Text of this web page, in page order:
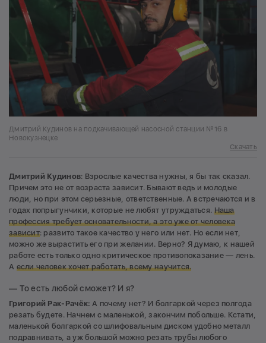
Дмитрий Кудинов на подкачивающей насосной станции №16 в
Новокузнецке
Скачать
Дмитрий Кудинов: Взрослые качества нужны, я бы так сказал.
Причем это не от возраста зависит. Бывают ведь и молодые
люди, но при этом серьезные, ответственные. А встречаются и в
годах попрыгунчики, которые не любят утруждаться. Наша
профессия требует основательности, а это уже от человека
зависит: развито такое качество у него или нет. Но если нет,
можно же вырастить его при желании. Верно? Я думаю, к нашей
работе есть только одно критическое противопоказание — лень.
А если человек хочет работать, всему научится.
— То есть любой сможет? И я?
Григорий Рак-Рачёк: А почему нет? И болгаркой через полгода
резать будете. Начнем с маленькой, закончим побольше. Кстати,
маленькой болгаркой со шлифовальным диском удобно металл
подравнивать, а уж большой можно резать трубы любого